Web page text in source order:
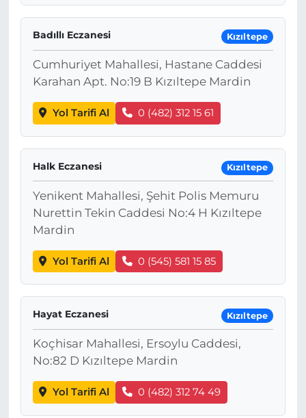
Badıllı Eczanesi Kızıltepe
Cumhuriyet Mahallesi, Hastane Caddesi
Karahan Apt. No:19 B Kızıltepe Mardin
Yol Tarifi Al 0 (482) 312 15 61
Halk Eczanesi Kızıltepe
Yenikent Mahallesi, Şehit Polis Memuru
Nurettin Tekin Caddesi No:4 H Kızıltepe
Mardin
Yol Tarifi Al 0 (545) 581 15 85
Hayat Eczanesi Kızıltepe
Koçhisar Mahallesi, Ersoylu Caddesi,
No:82 D Kızıltepe Mardin
Yol Tarifi Al 0 (482) 312 74 49